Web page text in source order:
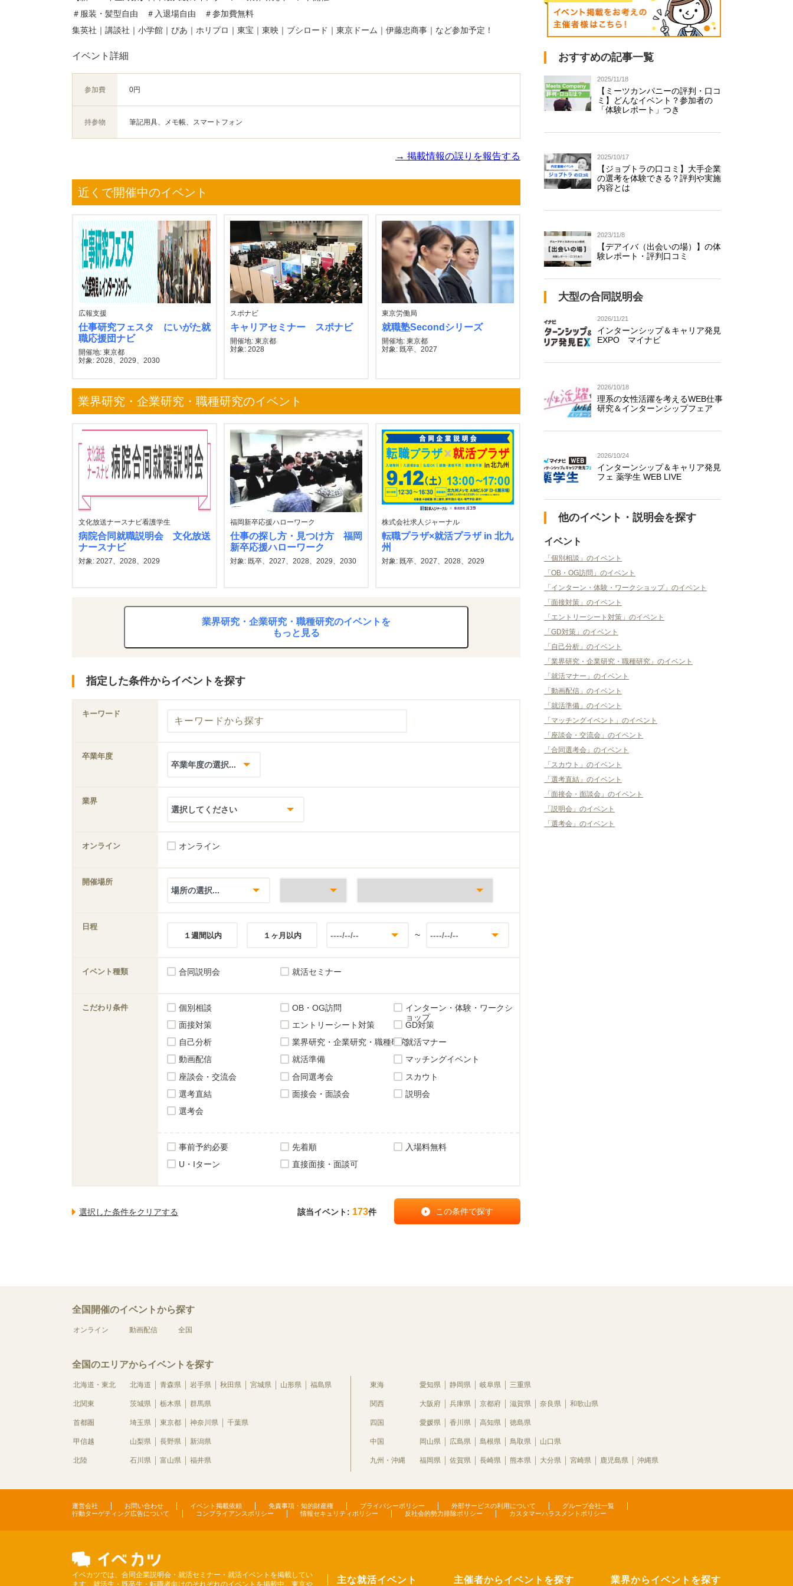
＃服装・髪型自由 ＃入退場自由 ＃参加費無料
集英社｜講談社｜小学館｜ぴあ｜ホリプロ｜東宝｜東映｜ブシロード｜東京ドーム｜伊藤忠商事｜など参加予定！
イベント詳細
参加費 0円
持参物 筆記用具、メモ帳、スマートフォン
→ 掲載情報の誤りを報告する
近くで開催中のイベント
広報支援
仕事研究フェスタ にいがた就
職応援団ナビ
開催地: 東京都
対象: 2028、2029、2030
スポナビ
キャリアセミナー スポナビ
開催地: 東京都
対象: 2028
東京労働局
就職塾Secondシリーズ
開催地: 東京都
対象: 既卒、2027
業界研究・企業研究・職種研究のイベント
文化放送ナースナビ看護学生
病院合同就職説明会 文化放送
ナースナビ
対象: 2027、2028、2029
福岡新卒応援ハローワーク
仕事の探し方・見つけ方 福岡
新卒応援ハローワーク
対象: 既卒、2027、2028、2029、2030
株式会社求人ジャーナル
転職プラザ×就活プラザ in 北九
州
対象: 既卒、2027、2028、2029
業界研究・企業研究・職種研究のイベントを
もっと見る
指定した条件からイベントを探す
キーワード
卒業年度
業界
オンライン オンライン
開催場所
日程
１週間以内
１ヶ月以内 ~
イベント種類 合同説明会 就活セミナー
こだわり条件 個別相談 OB・OG訪問
インターン・体験・ワークシ
ョップ
面接対策
エントリーシート対策
GD対策
自己分析
業界研究・企業研究・職種研究就活マナー
動画配信
就活準備
マッチングイベント
座談会・交流会
合同選考会
スカウト
選考直結
面接会・面談会
説明会
選考会
事前予約必要 先着順
入場料無料
U・Iターン
直接面接・面談可
該当イベント: 173件
おすすめの記事一覧
2025/11/18
【ミーツカンパニーの評判・口コ
ミ】どんなイベント？参加者の
「体験レポート」つき
2025/10/17
【ジョブトラの口コミ】大手企業
の選考を体験できる？評判や実施
内容とは
2023/11/8
【デアイバ（出会いの場）】の体
験レポート・評判口コミ
大型の合同説明会
2026/11/21
インターンシップ＆キャリア発見
EXPO マイナビ
2026/10/18
理系の女性活躍を考えるWEB仕事
研究＆インターンシップフェア
2026/10/24
インターンシップ＆キャリア発見
フェ 薬学生 WEB LIVE
他のイベント・説明会を探す
イベント
「個別相談」のイベント
「OB・OG訪問」のイベント
「インターン・体験・ワークショップ」のイベント
「面接対策」のイベント
「エントリーシート対策」のイベント
「GD対策」のイベント
「自己分析」のイベント
「業界研究・企業研究・職種研究」のイベント
「就活マナー」のイベント
「動画配信」のイベント
「就活準備」のイベント
「マッチングイベント」のイベント
「座談会・交流会」のイベント
「合同選考会」のイベント
「スカウト」のイベント
「選考直結」のイベント
「面接会・面談会」のイベント
「説明会」のイベント
「選考会」のイベント
全国開催のイベントから探す
オンライン 動画配信 全国
全国のエリアからイベントを探す
北海道・東北 北海道 青森県 岩手県 秋田県 宮城県 山形県 福島県
北関東 茨城県 栃木県 群馬県
首都圏 埼玉県 東京都 神奈川県 千葉県
甲信越 山梨県 長野県 新潟県
北陸 石川県 富山県 福井県
東海 愛知県 静岡県 岐阜県 三重県
関西 大阪府 兵庫県 京都府 滋賀県 奈良県 和歌山県
四国 愛媛県 香川県 高知県 徳島県
中国 岡山県 広島県 島根県 鳥取県 山口県
九州・沖縄 福岡県 佐賀県 長崎県 熊本県 大分県 宮崎県 鹿児島県 沖縄県
運営会社 お問い合わせ イベント掲載依頼 免責事項・知的財産権 プライバシーポリシー 外部サービスの利用について
グループ会社一覧
行動ターゲティング広告について
コンプライアンスポリシー 情報セキュリティポリシー 反社会的勢力排除ポリシー カスタマーハラスメントポリシー
イベカツでは、合同企業説明会・就活セミナー・就活イベントを掲載してい
ます。就活生・既卒生・転職者向けのそれぞれのイベントを掲載中。東京や
主な就活イベント 主催者からイベントを探す 業界からイベントを探す